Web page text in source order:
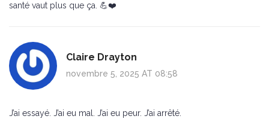
santé vaut plus que ça. 💪❤️
Claire Drayton
novembre 5, 2025 AT 08:58
J’ai essayé. J’ai eu mal. J’ai eu peur. J’ai arrêté.